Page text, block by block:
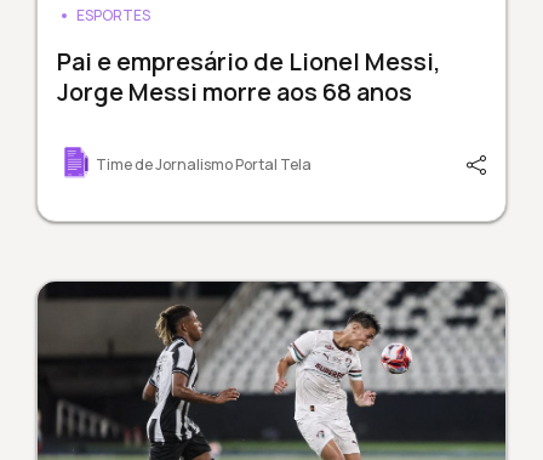
ESPORTES
Pai e empresário de Lionel Messi,
Jorge Messi morre aos 68 anos
Time de Jornalismo Portal Tela